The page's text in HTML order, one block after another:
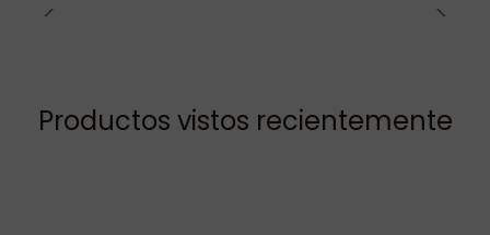
Productos vistos recientemente